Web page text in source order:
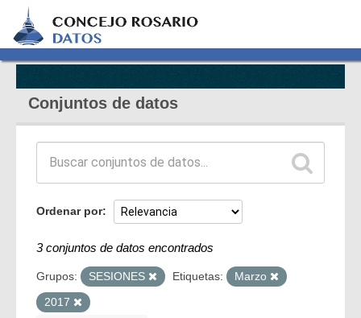
Conjuntos de datos
Ordenar por
3 conjuntos de datos encontrados
Grupos: SESIONES Etiquetas:
Marzo
2017